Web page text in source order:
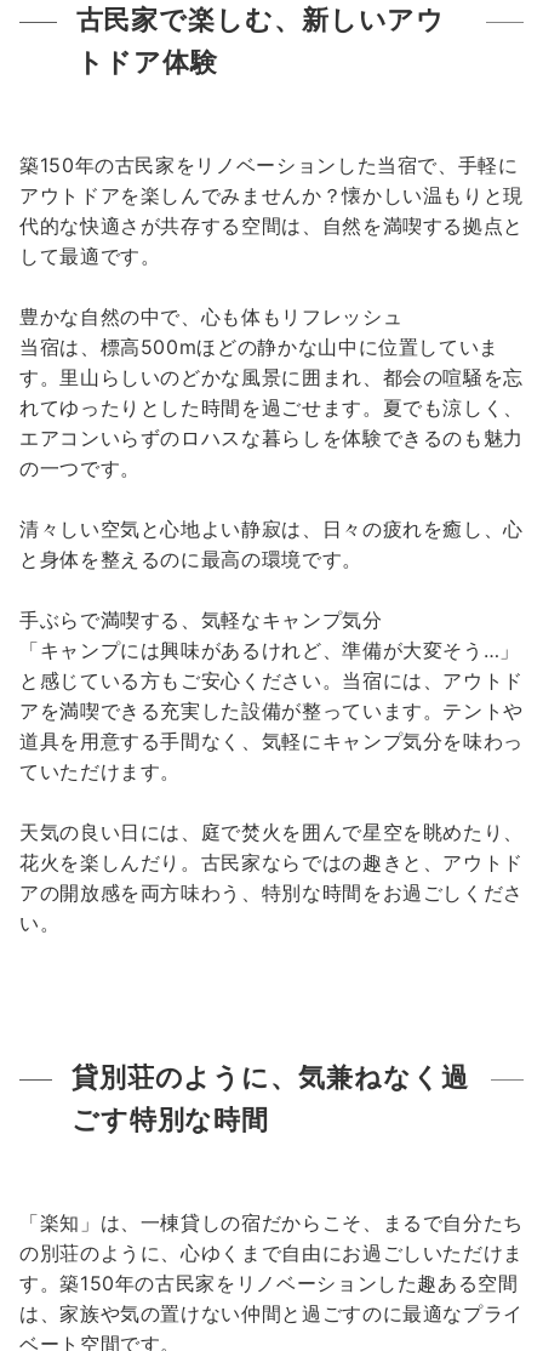
古民家で楽しむ、新しいアウ
トドア体験
築150年の古民家をリノベーションした当宿で、手軽に
アウトドアを楽しんでみませんか？懐かしい温もりと現
代的な快適さが共存する空間は、自然を満喫する拠点と
して最適です。
豊かな自然の中で、心も体もリフレッシュ
当宿は、標高500mほどの静かな山中に位置していま
す。里山らしいのどかな風景に囲まれ、都会の喧騒を忘
れてゆったりとした時間を過ごせます。夏でも涼しく、
エアコンいらずのロハスな暮らしを体験できるのも魅力
の一つです。
清々しい空気と心地よい静寂は、日々の疲れを癒し、心
と身体を整えるのに最高の環境です。
手ぶらで満喫する、気軽なキャンプ気分
「キャンプには興味があるけれど、準備が大変そう…」
と感じている方もご安心ください。当宿には、アウトド
アを満喫できる充実した設備が整っています。テントや
道具を用意する手間なく、気軽にキャンプ気分を味わっ
ていただけます。
天気の良い日には、庭で焚火を囲んで星空を眺めたり、
花火を楽しんだり。古民家ならではの趣きと、アウトド
アの開放感を両方味わう、特別な時間をお過ごしくださ
い。
貸別荘のように、気兼ねなく過
ごす特別な時間
「楽知」は、一棟貸しの宿だからこそ、まるで自分たち
の別荘のように、心ゆくまで自由にお過ごしいただけま
す。築150年の古民家をリノベーションした趣ある空間
は、家族や気の置けない仲間と過ごすのに最適なプライ
ベート空間です。